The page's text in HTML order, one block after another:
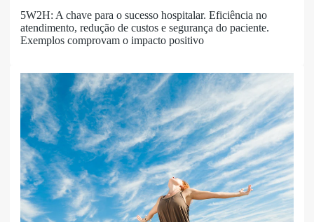
5W2H: A chave para o sucesso hospitalar. Eficiência no
atendimento, redução de custos e segurança do paciente.
Exemplos comprovam o impacto positivo